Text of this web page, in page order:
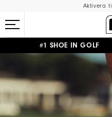
Aktivera
#1 SHOE IN
PÅ ALLA